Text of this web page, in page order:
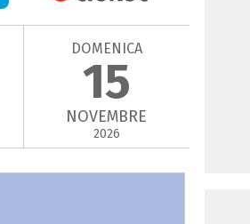
DOMENICA
15
NOVEMBRE
2026